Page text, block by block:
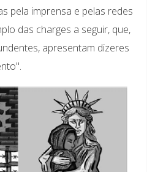
pela imprensa e pelas redes
das charges a seguir, que,
apresentam dizeres